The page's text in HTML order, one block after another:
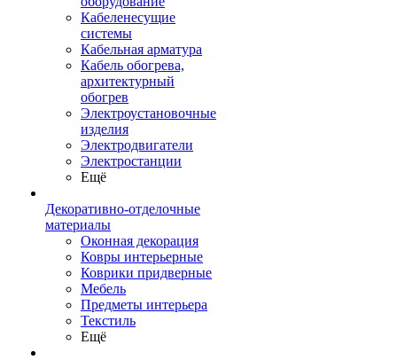
Кабеленесущие
системы
Кабельная арматура
Кабель обогрева,
архитектурный
обогрев
Электроустановочные
изделия
Электродвигатели
Электростанции
Ещё
Декоративно-отделочные
материалы
Оконная декорация
Ковры интерьерные
Коврики придверные
Мебель
Предметы интерьера
Текстиль
Ещё